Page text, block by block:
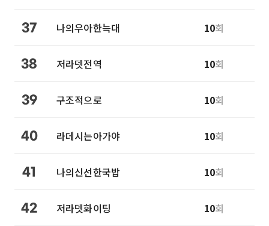
37 나의우아한늑대 10회
38 저라뎃전역 10회
39 구조적으로 10회
40 라데시는아가야 10회
41 나의신선한국밥 10회
42 저라뎃화이팅 10회